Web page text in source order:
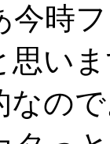
今時
思い
なの